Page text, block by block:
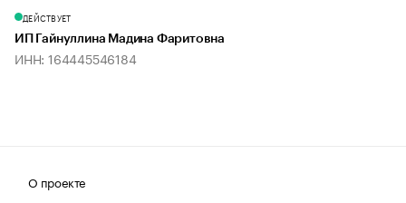
ДЕЙСТВУЕТ
ИП Гайнуллина Мадина Фаритовна
ИНН: 164445546184
О проекте